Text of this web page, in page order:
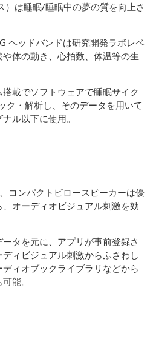
）は睡眠/睡眠中の夢の質を向上さ
ヘッドバンドは研究開発ラボレベ
体の動き、心拍数、体温等の生
載でソフトウェアで睡眠サイク
ク・解析し、そのデータを用いて
ル以下に使用。
コンパクトピロースピーカーは優
オーディオビジュアル刺激を効
タを元に、アプリが事前登録さ
ィビジュアル刺激からふさわし
ィオブックライブラリなどから
能。